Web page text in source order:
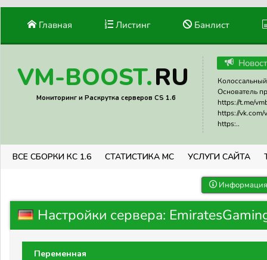
Главная Листинг Банлист
VM-BOOST.RU
Мониторинг и Раскрутка серверов CS 1.6
Основатель
https://t.me/
https://vk.com/
https:..
ВСЕ СБОРКИ КС 1.6 СТАТИСТИКА МС УСЛУГИ САЙТА
Настройки сервера:
Переменная